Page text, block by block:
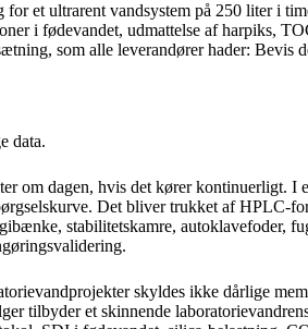
et ultrarent vandsystem på 250 liter i
i fødevandet, udmattelse af harpiks,
som alle leverandører hader: Bevis
data.
om dagen, hvis det kører kontinuerligt. I
Det bliver trukket af HPLC-
stabilitetskamre, autoklavefoder,
skyldes ikke dårlige
tilbyder et skinnende